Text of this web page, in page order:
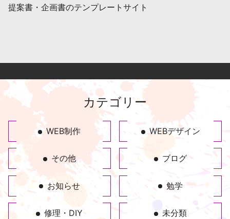
提案書・企画書のテンプレートサイト
カテゴリー
WEB制作 WEBデザイン
その他 ブログ
お知らせ 勉学
修理・DIY 未分類